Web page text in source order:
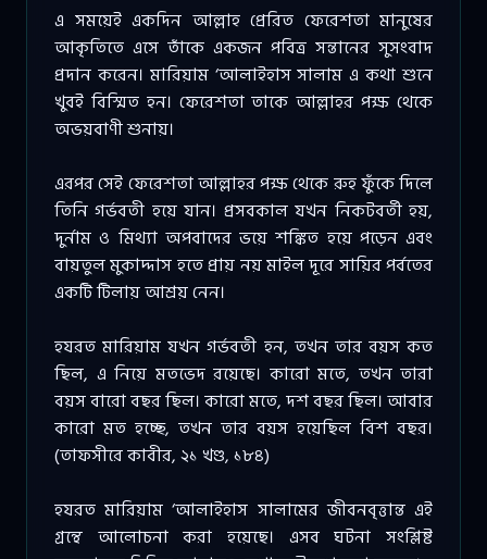
এ সময়েই একদিন আল্লাহ প্রেরিত ফেরেশতা মানুষের
আকৃতিতে এসে তাঁকে একজন পবিত্র সন্তানের সুসংবাদ
প্রদান করেন। মারিয়াম ‘আলাইহাস সালাম এ কথা শুনে
খুবই বিস্মিত হন। ফেরেশতা তাকে আল্লাহর পক্ষ থেকে
অভয়বাণী শুনায়।
এরপর সেই ফেরেশতা আল্লাহর পক্ষ থেকে রুহ ফুঁকে দিলে
তিনি গর্ভবতী হয়ে যান। প্রসবকাল যখন নিকটবর্তী হয়,
দুর্নাম ও মিথ্যা অপবাদের ভয়ে শঙ্কিত হয়ে পড়েন এবং
বায়তুল মুকাদ্দাস হতে প্রায় নয় মাইল দূরে সায়ির পর্বতের
একটি টিলায় আশ্রয় নেন।
হযরত মারিয়াম যখন গর্ভবতী হন, তখন তার বয়স কত
ছিল, এ নিয়ে মতভেদ রয়েছে। কারো মতে, তখন তারা
বয়স বারো বছর ছিল। কারো মতে, দশ বছর ছিল। আবার
কারো মত হচ্ছে, তখন তার বয়স হয়েছিল বিশ বছর।
(তাফসীরে কাবীর, ২১ খণ্ড, ১৮৪)
হযরত মারিয়াম ‘আলাইহাস সালামের জীবনবৃত্তান্ত এই
গ্রন্থে আলোচনা করা হয়েছে। এসব ঘটনা সংশ্লিষ্ট